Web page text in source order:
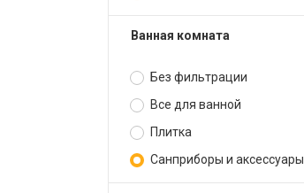
Ванная комната
Без фильтрации
Все для ванной
Плитка
Санприборы и аксессуары